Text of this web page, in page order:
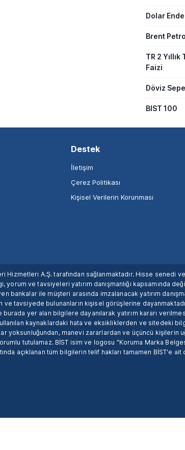
Dolar
Brent
TR 2 Yıllık
Faizi
Döviz
BIST 100
Destek
İletişim
Çerez Politikası
Kişisel Verilerin Korunması
Hizmetleri A.Ş. tarafından sağlanmaktadır. Hisse senedi
ve tavsiyeleri yatırım danışmanlığı kapsamında
ile müşteri arasında imzalanacak yatırım
tavsiyede bulunanların kişisel görüşlerine
yer alan bilgilere dayanılarak yatırım kararı
kaynaklardaki hata ve eksikliklerden ve sitedeki
yoksunluğundan, manevi zararlardan ve üçüncü kişilerin
tutulamaz. BİST isim ve logosu "Koruma Marka
açıklanan tüm bilgilerin telif hakları tamamen BİST'e ait